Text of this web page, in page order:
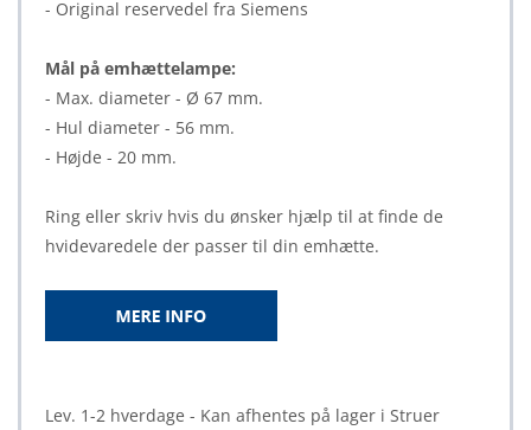
- Original reservedel fra Siemens
Mål på emhættelampe:
- Max. diameter - Ø 67 mm.
- Hul diameter - 56 mm.
- Højde - 20 mm.
Ring eller skriv hvis du ønsker hjælp til at finde de
hvidevaredele der passer til din emhætte.
Lev. 1-2 hverdage - Kan afhentes på lager i Struer